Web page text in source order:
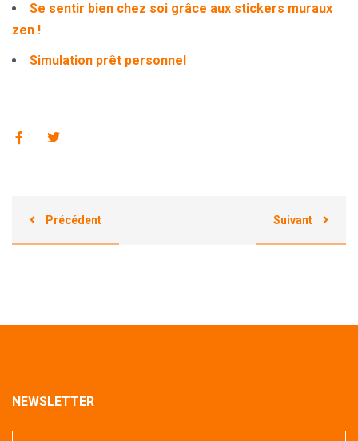
Se sentir bien chez soi grâce aux stickers muraux
zen !
Simulation prêt personnel
Précédent Suivant
NEWSLETTER